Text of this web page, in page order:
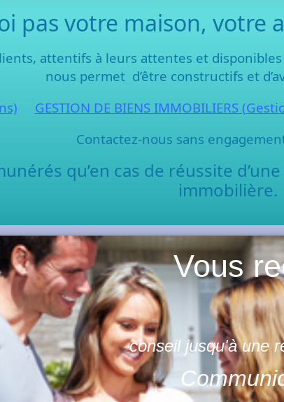
pas votre maison, votre
attentifs à leurs attentes et
nous permet d’être constructifs et
GESTION DE BIENS IMMOBILIERS
Contactez-nous sans
qu’en cas de réussite
immobilière.
Vous
conseil jusqu'à une